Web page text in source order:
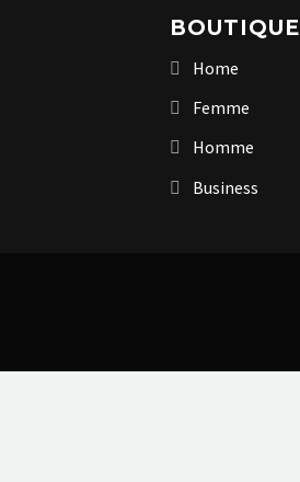
BOUTIQUE
Home
Femme
Homme
Business